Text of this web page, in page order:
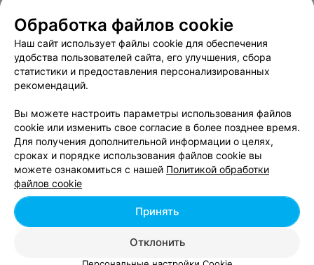
Женская стрижка (длина волос до плеч )
Стрижка женская модельная (средний волос)
Стрижка женская с укладкой (средний волос) от 50 руб.
Стрижка/полировка женская от 40 руб.
Обработка файлов cookie
Наш сайт использует файлы cookie для обеспечения
удобства пользователей сайта, его улучшения, сбора
статистики и предоставления персонализированных
рекомендаций.
Вы можете настроить параметры использования файлов
cookie или изменить свое согласие в более позднее время.
Для получения дополнительной информации о целях,
сроках и порядке использования файлов cookie вы
можете ознакомиться с нашей Политикой обработки
файлов cookie
Отклонить
Принять